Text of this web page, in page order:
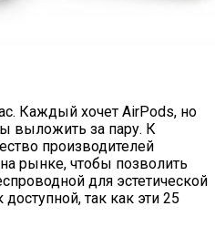
Каждый хочет AirPods, но
выложить за пару. К
производителей
рынке, чтобы позволить
для эстетической
так как эти 25